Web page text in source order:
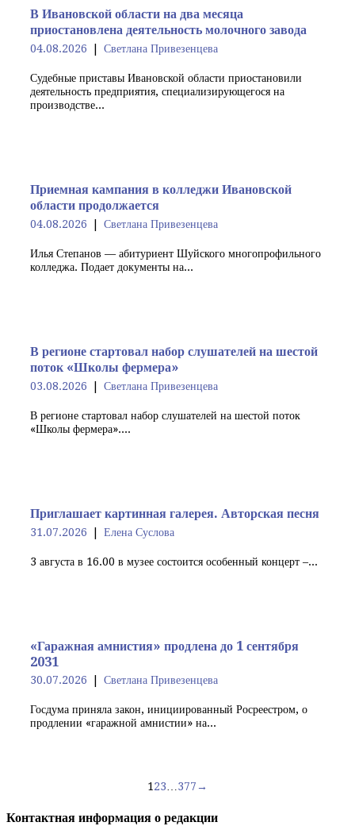
В Ивановской области на два месяца
приостановлена деятельность молочного завода
04.08.2026 Светлана Привезенцева
Судебные приставы Ивановской области приостановили
деятельность предприятия, специализирующегося на
производстве...
Приемная кампания в колледжи Ивановской
области продолжается
04.08.2026 Светлана Привезенцева
Илья Степанов — абитуриент Шуйского многопрофильного
колледжа. Подает документы на...
В регионе стартовал набор слушателей на шестой
поток «Школы фермера»
03.08.2026 Светлана Привезенцева
В регионе стартовал набор слушателей на шестой поток
«Школы фермера»....
Приглашает картинная галерея. Авторская песня
31.07.2026 Елена Суслова
3 августа в 16.00 в музее состоится особенный концерт –...
«Гаражная амнистия» продлена до 1 сентября
2031
30.07.2026 Светлана Привезенцева
Госдума приняла закон, инициированный Росреестром, о
продлении «гаражной амнистии» на...
по
123…377→
Контактная информация о редакции